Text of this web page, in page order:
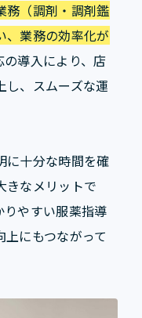
務（調剤・調剤鑑
、業務の効率化が
導入により、店
し、スムーズな運
に十分な時間を確
きなメリットで
やすい服薬指導
にもつながって